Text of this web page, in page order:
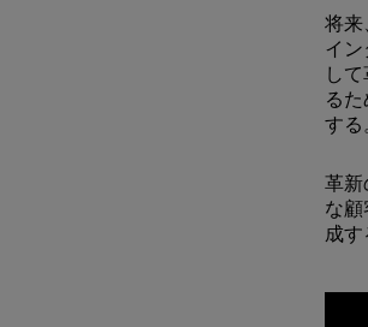
将来
イ
し
る
する
革新
な
成